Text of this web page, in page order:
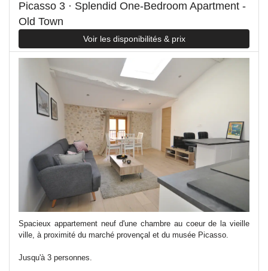
Picasso 3 · Splendid One-Bedroom Apartment -
Old Town
Voir les disponibilités & prix
Spacieux appartement neuf d'une chambre au coeur de la vieille
ville, à proximité du marché provençal et du musée Picasso.
Jusqu'à 3 personnes.